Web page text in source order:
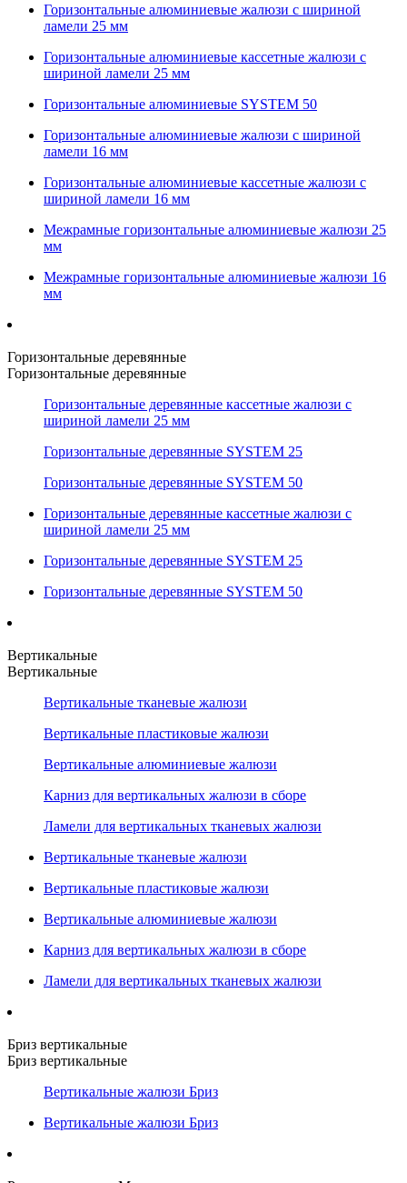
Горизонтальные алюминиевые жалюзи с шириной
ламели 25 мм
Горизонтальные алюминиевые кассетные жалюзи с
шириной ламели 25 мм
Горизонтальные алюминиевые SYSTEM 50
Горизонтальные алюминиевые жалюзи с шириной
ламели 16 мм
Горизонтальные алюминиевые кассетные жалюзи с
шириной ламели 16 мм
Межрамные горизонтальные алюминиевые жалюзи 25
мм
Межрамные горизонтальные алюминиевые жалюзи 16
мм
Горизонтальные деревянные
Горизонтальные деревянные
Горизонтальные деревянные кассетные жалюзи с
шириной ламели 25 мм
Горизонтальные деревянные SYSTEM 25
Горизонтальные деревянные SYSTEM 50
Горизонтальные деревянные кассетные жалюзи с
шириной ламели 25 мм
Горизонтальные деревянные SYSTEM 25
Горизонтальные деревянные SYSTEM 50
Вертикальные
Вертикальные
Вертикальные тканевые жалюзи
Вертикальные пластиковые жалюзи
Вертикальные алюминиевые жалюзи
Карниз для вертикальных жалюзи в сборе
Ламели для вертикальных тканевых жалюзи
Вертикальные тканевые жалюзи
Вертикальные пластиковые жалюзи
Вертикальные алюминиевые жалюзи
Карниз для вертикальных жалюзи в сборе
Ламели для вертикальных тканевых жалюзи
Бриз вертикальные
Бриз вертикальные
Вертикальные жалюзи Бриз
Вертикальные жалюзи Бриз